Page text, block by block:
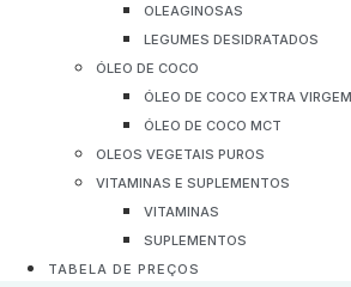
OLEAGINOSAS
LEGUMES DESIDRATADOS
ÓLEO DE COCO
ÓLEO DE COCO EXTRA VIRGEM
ÓLEO DE COCO MCT
OLEOS VEGETAIS PUROS
VITAMINAS E SUPLEMENTOS
VITAMINAS
SUPLEMENTOS
TABELA DE PREÇOS